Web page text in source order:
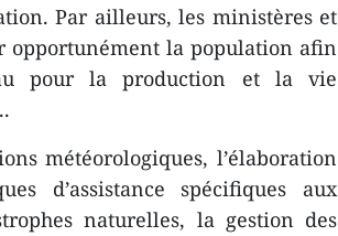
​Par ailleurs, les ministères et
​opportunément la population ​afin
pour la production et l​a vie
météorologiques, l’élaboration
d’assistance spécifiques aux
naturelles, la gestion des